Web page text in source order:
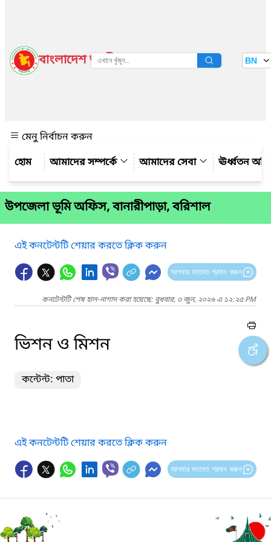
বাংলাদেশ জাতীয় তথ্য বাতায়ন BN
মেনু নির্বাচন করুন
আমাদের সম্পর্কে
আমাদের সেবা ঊর্ধ্বতন
উপজেলা ভূমি অফিস, বানারীপাড়া, বরিশাল
এই কনটেন্টটি শেয়ার করতে ক্লিক করুন
আপনার মতামত প্রদান করুন
কনটেন্টটি শেষ হাল-নাগাদ করা হয়েছে: বুধবার, ৩ জুন, ২০২৬ এ ১২:২৫ PM
ভিশন ও মিশন
কন্টেন্ট: পাতা
এই কনটেন্টটি শেয়ার করতে ক্লিক করুন
আপনার মতামত প্রদান করুন